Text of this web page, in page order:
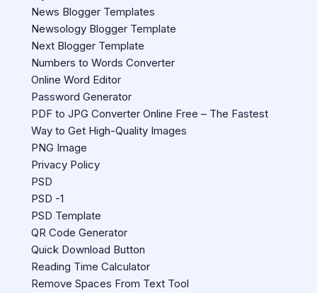
News Blogger Templates
Newsology Blogger Template
Next Blogger Template
Numbers to Words Converter
Online Word Editor
Password Generator
PDF to JPG Converter Online Free – The Fastest
Way to Get High-Quality Images
PNG Image
Privacy Policy
PSD
PSD -1
PSD Template
QR Code Generator
Quick Download Button
Reading Time Calculator
Remove Spaces From Text Tool